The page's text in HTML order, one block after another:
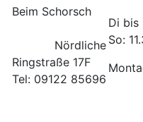
Beim Schorsch
Nördliche
Ringstraße 17F
Tel: 09122 85696
Di bis
So: